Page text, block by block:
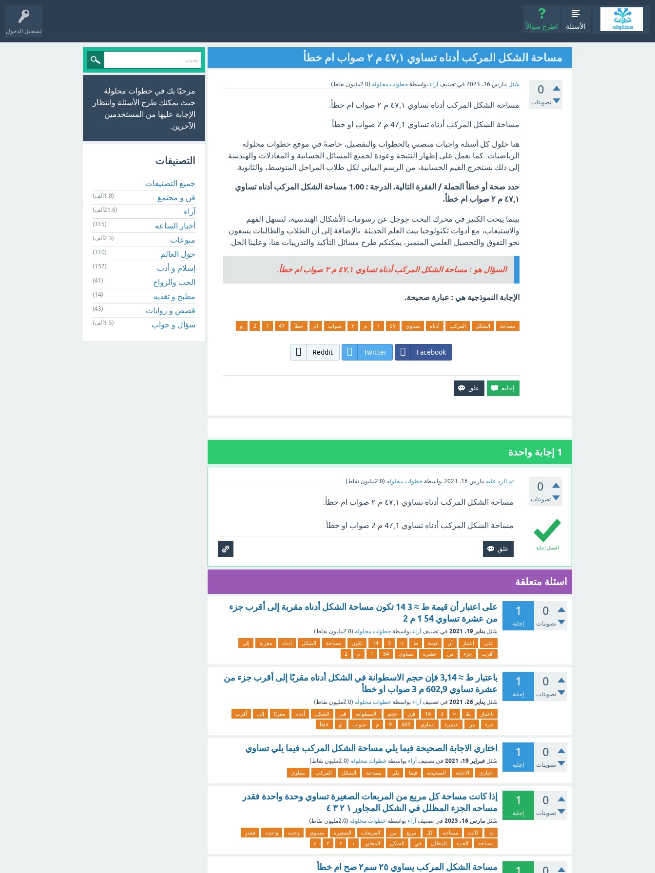
تسجيل الدخول
الأسئلة اطرح سؤالاً
مساحة الشكل المركب أدناه تساوي ٤٧,١ م ٢ صواب ام خطأ
0
تصويتات
سُئل مارس 16، 2023 في تصنيف آراء بواسطة خطوات محلوله (2.0مليون نقاط)
مساحة الشكل المركب أدناه تساوي ٤٧,١ م ٢ صواب ام خطأ.
مساحة الشكل المركب أدناه تساوي 47,1 م 2 صواب او خطأ.
هنا حلول كل أسئلة واجبات منصتي بالخطوات والتفصيل، خاصةً في موقع خطوات محلوله
الرياضيات. كما نعمل على إظهار النتيجة وعودة لجميع المسائل الحسابية و المعادلات والهندسة.
إلى ذلك نستخرج القيم الحسابية، من الرسم البياني لكل طلاب المراحل المتوسط، والثانوية.
حدد صحة أو خطأ الجملة / الفقرة التالية. الدرجة : 1.00 مساحة الشكل المركب أدناه تساوي
٤٧,١ م ٢ صواب ام خطأ.
بينما يبحث الكثير في محرك البحث جوجل عن رسومات الأشكال الهندسية، لتسهل الفهم
والاستيعاب، مع أدوات تكنولوجيا بيت العلم الحديثة. بالإضافة إلى أن الطلاب والطالبات يسعون
نحو التفوق والتحصيل العلمي المتميز، يمكنكم طرح مسائل التأكيد والتدريبات هنا، وعلينا الحل.
السؤال هو : مساحة الشكل المركب أدناه تساوي ٤٧,١ م ٢ صواب ام خطأ.
الإجابة النموذجية هي : عبارة صحيحة.
مساحة الشكل المركب أدناه تساوي ٤٧ ١ م ٢ صواب ام خطأ 47
1
2 او
Facebook
Twitter
Reddit
1 إجابة واحدة
0
تصويتات
تم الرد عليه مارس 16، 2023 بواسطة خطوات محلوله (2.0مليون نقاط)
أفضل إجابة
مساحة الشكل المركب أدناه تساوي ٤٧,١ م ٢ صواب ام خطأ.
مساحة الشكل المركب أدناه تساوي 47,1 م 2 صواب او خطأ.
اسئلة متعلقة
0
تصويتات
1
إجابة
على اعتبار أن قيمة ط ≈ 3 14 تكون مساحة الشكل أدناه مقربة إلى أقرب جزء
من عشرة تساوي 54 1 م 2
سُئل يناير 19، 2021 في تصنيف آراء بواسطة خطوات محلوله (2.0مليون نقاط)
على اعتبار أن قيمة ط ≈
3
14 تكون مساحة الشكل أدناه مقربة
إلى
أقرب
جزء من عشرة تساوي 54
1 م 2
0
تصويتات
1
إجابة
باعتبار ط ≈ 3,14 فإن حجم الاسطوانة في الشكل أدناه مقربًا إلى أقرب جزء من
عشرة تساوي 602,9 م 3 صواب او خطأ
سُئل يناير 26، 2021 في تصنيف آراء بواسطة خطوات محلوله (2.0مليون نقاط)
باعتبار ط ≈
3
14 فإن حجم الاسطوانة في الشكل أدناه مقربًا إلى
أقرب
جزء
من عشرة تساوي 602
9 م صواب او خطأ
0
تصويتات
1
إجابة
اختاري الاجابة الصحيحة فيما يلي مساحة الشكل المركب فيما يلي تساوي
سُئل فبراير 19، 2021 في تصنيف آراء بواسطة خطوات محلوله (2.0مليون نقاط)
اختاري الاجابة الصحيحة فيما يلي مساحة الشكل المركب تساوي
0
تصويتات
1
إجابة
إذا كانت مساحة كل مربع من المربعات الصغيرة تساوي وحدة واحدة فقدر
مساحه الجزء المظلل في الشكل المجاور ١ ٢ ٣ ٤
سُئل مارس 16، 2023 في تصنيف آراء بواسطة خطوات محلوله (2.0مليون نقاط)
إذا كانت مساحة كل مربع من المربعات الصغيرة تساوي وحدة واحدة
فقدر
مساحه
الجزء المظلل في الشكل المجاور ١ ٢ ٣ ٤
مساحة الشكل المركب يساوي ٢٥ سم٢ صح ام خطأ
مرحبًا بك في خطوات محلولة
حيث يمكنك طرح الأسئلة وانتظار
الإجابة عليها من المستخدمين
الآخرين.
التصنيفات
جميع التصنيفات
فن و مجتمع
(1.0ألف)
آراء (21.6ألف)
أخبار الساعه (315)
منوعات (2.3ألف)
حول العالم (310)
إسلام و أدب (157)
الحب والزواج (41)
مطبخ و تغذيه (14)
قصص و روايات (43)
سؤال و جواب (1.5ألف)